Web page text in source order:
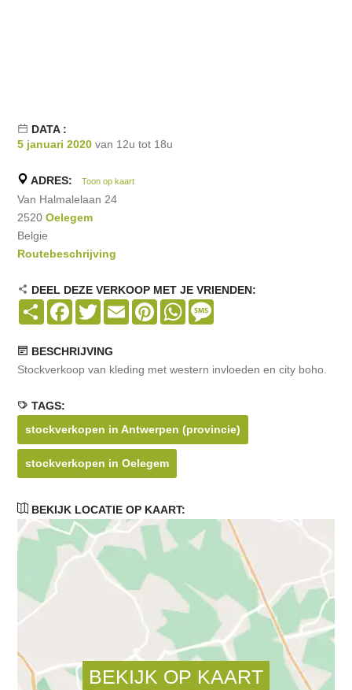
DATA :
5 januari 2020 van 12u tot 18u
ADRES: Toon op kaart
Van Halmalelaan 24
2520Oelegem
Belgie
Routebeschrijving
DEEL DEZE VERKOOP MET JE VRIENDEN:
Share Facebook
TwitterEmail PinterestWhatsApp
BESCHRIJVING
Stockverkoop van kleding met western invloeden en city boho.
TAGS:
stockverkopen in Antwerpen (provincie)
stockverkopen in Oelegem
BEKIJK LOCATIE OP KAART: